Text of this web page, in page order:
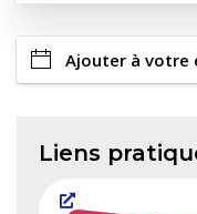
Ajouter à votre
Liens